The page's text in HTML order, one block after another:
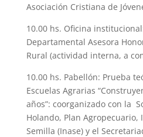
Asociación Cristiana de
10.00 hs. Oficina
Departamental Asesora
Rural (actividad interna, a
10.00 hs. Pabellón: Prueba
Escuelas Agrarias
años”: coorganizado con la
Holando, Plan
Semilla (Inase) y el